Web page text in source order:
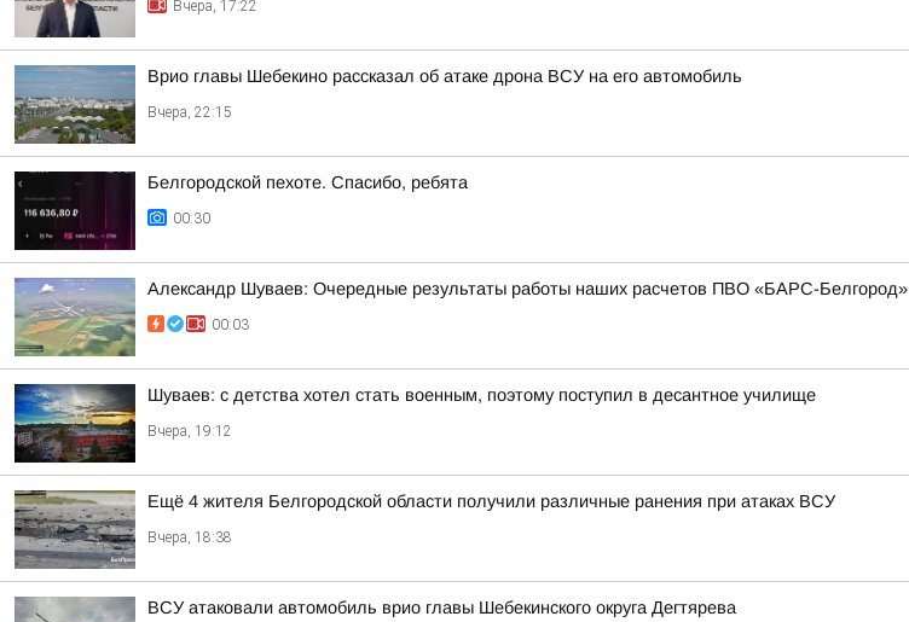
Вчера, 17:22
Врио главы Шебекино рассказал об атаке дрона ВСУ на его автомобиль
Вчера, 22:15
Белгородской пехоте. Спасибо, ребята
00:30
Александр Шуваев: Очередные результаты работы наших расчетов ПВО «БАРС-Белгород»
00:03
Шуваев: с детства хотел стать военным, поэтому поступил в десантное училище
Вчера, 19:12
Ещё 4 жителя Белгородской области получили различные ранения при атаках ВСУ
Вчера, 18:38
ВСУ атаковали автомобиль врио главы Шебекинского округа Дегтярева